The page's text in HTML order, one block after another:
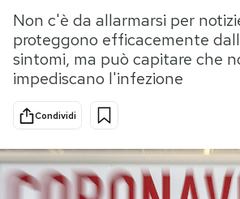
Scienza
Cultura
Economia
Sport
Media
Europa
PODCAST
Non c'è da allarmarsi per
proteggono efficacemente
sintomi, ma può capitare che
impediscano l'infezione
Condividi